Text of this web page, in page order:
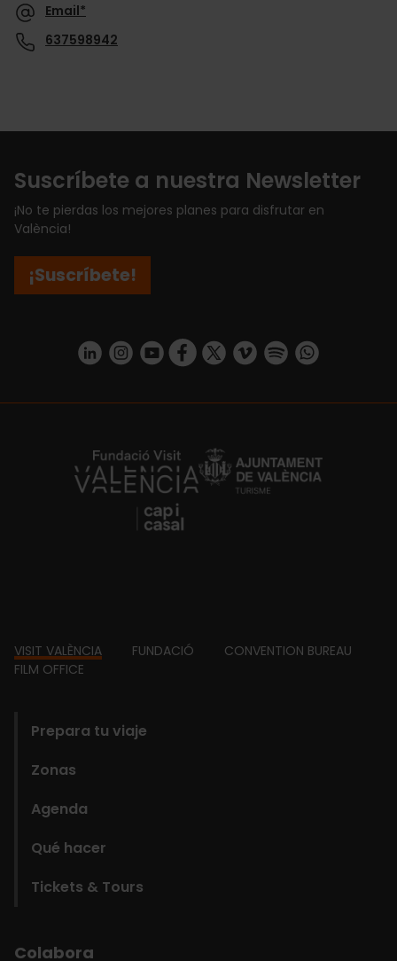
Email*
637598942
Suscríbete a nuestra Newsletter
¡No te pierdas los mejores planes para disfrutar en
València!
¡Suscríbete!
https://www.linkedin.com/company/turismo-valencia/mycompany/
https://www.instagram.com/visit_valencia/
https://www.youtube.com/user/
https://www.facebook.com/
https://twitter.com/
https://vimeo.com/
https://https://api.whatsapp.com/
https://fundacion.visitvalencia.com/
Footer
VISIT VALÈNCIA FUNDACIÓ
CONVENTION BUREAU
FILM OFFICE
Prepara tu viaje
Zonas
Agenda
Qué hacer
Tickets & Tours
Colabora